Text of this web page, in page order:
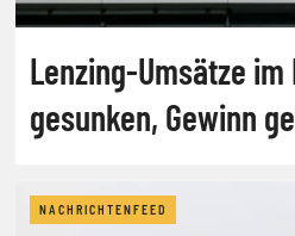
Lenzing-Umsätze im
gesunken, Gewinn
NACHRICHTENFEED